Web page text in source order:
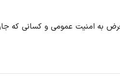
به امنیت عمومی و کسانی که